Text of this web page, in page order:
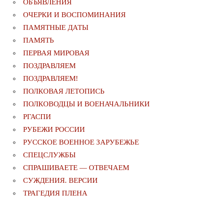
ОБЪЯВЛЕНИЯ
ОЧЕРКИ И ВОСПОМИНАНИЯ
ПАМЯТНЫЕ ДАТЫ
ПАМЯТЬ
ПЕРВАЯ МИРОВАЯ
ПОЗДРАВЛЯЕМ
ПОЗДРАВЛЯЕМ!
ПОЛКОВАЯ ЛЕТОПИСЬ
ПОЛКОВОДЦЫ И ВОЕНАЧАЛЬНИКИ
РГАСПИ
РУБЕЖИ РОССИИ
РУССКОЕ ВОЕННОЕ ЗАРУБЕЖЬЕ
СПЕЦСЛУЖБЫ
СПРАШИВАЕТЕ — ОТВЕЧАЕМ
СУЖДЕНИЯ. ВЕРСИИ
ТРАГЕДИЯ ПЛЕНА